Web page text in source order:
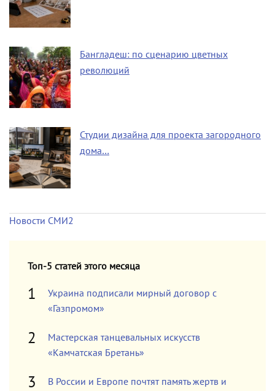
Бангладеш: по сценарию цветных
революций
Студии дизайна для проекта загородного
дома…
Новости СМИ2
Топ-5 статей этого месяца
Украина подписали мирный договор с
«Газпромом»
Мастерская танцевальных искусств
«Камчатская Бретань»
В России и Европе почтят память жертв и